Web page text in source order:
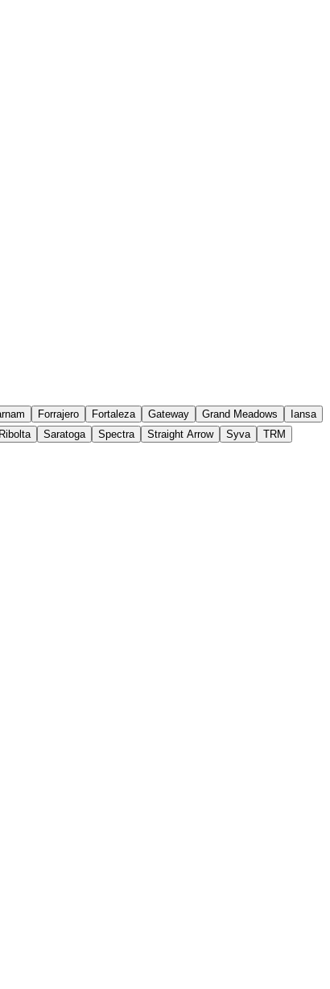
Forrajero Fortaleza Gateway Grand Meadows
Iansa
Ribolta Saratoga Spectra Straight Arrow Syva
TRM